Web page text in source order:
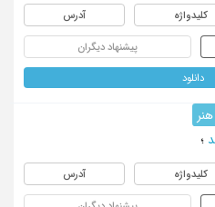
کلیدواژه آدرس
پیشنهاد دیگران
دانلود
؛
کلیدواژه آدرس